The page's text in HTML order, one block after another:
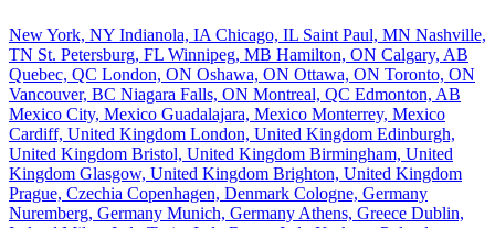
New York, NY Indianola, IA Chicago, IL Saint Paul, MN Nashville,
TN St. Petersburg, FL Winnipeg, MB Hamilton, ON Calgary, AB
Quebec, QC London, ON Oshawa, ON Ottawa, ON Toronto, ON
Vancouver, BC Niagara Falls, ON Montreal, QC Edmonton, AB
Mexico City, Mexico Guadalajara, Mexico Monterrey, Mexico
Cardiff, United Kingdom London, United Kingdom Edinburgh,
United Kingdom Bristol, United Kingdom Birmingham, United
Kingdom Glasgow, United Kingdom Brighton, United Kingdom
Prague, Czechia Copenhagen, Denmark Cologne, Germany
Nuremberg, Germany Munich, Germany Athens, Greece Dublin,